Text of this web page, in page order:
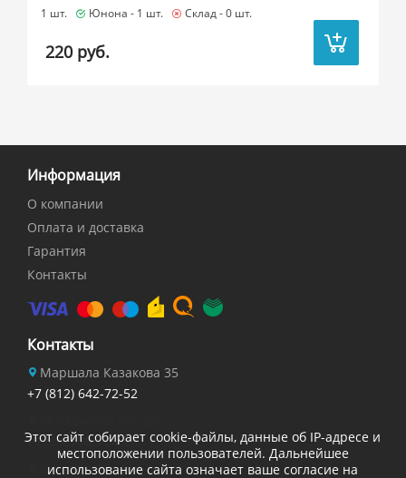
1 шт.
Юнона - 1 шт. Склад -0 шт.
220 руб.
Информация
О компании
Оплата и доставка
Гарантия
Контакты
Контакты
Маршала Казакова 35
+7 (812) 642-72-52
+7 (812) 703-84-27
Есенина 32
Этот сайт собирает cookie-файлы, данные об IP-адресе и
местоположении пользователей. Дальнейшее
использование сайта означает ваше согласие на